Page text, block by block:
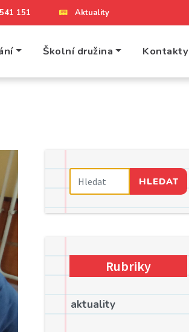
151 Aktuality
Školní družina Kontakty
HLEDAT
Rubriky
aktuality